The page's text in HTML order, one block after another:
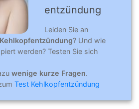
entzün­dung
Leiden Sie an
Kehlkopfentzündung? Und wie
werden? Testen Sie sich
wenige kurze Fragen.
Test Kehlkopfentzündung